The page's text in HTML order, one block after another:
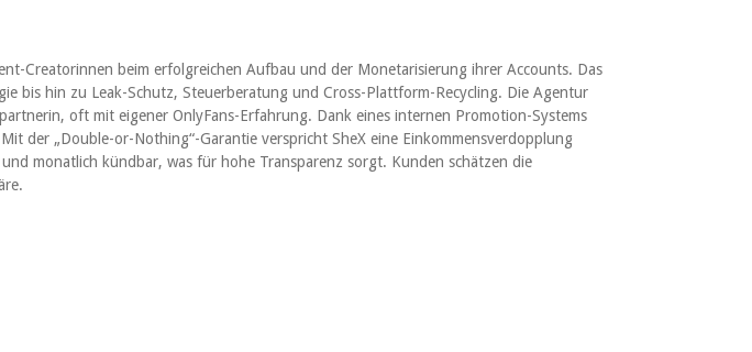
Creatorinnen beim erfolgreichen Aufbau und der Monetarisierung ihrer Accounts. Das
bis hin zu Leak-Schutz, Steuerberatung und Cross-Plattform-Recycling. Die Agentur
oft mit eigener OnlyFans-Erfahrung. Dank eines internen Promotion-Systems
der „Double-or-Nothing“-Garantie verspricht SheX eine Einkommensverdopplung
monatlich kündbar, was für hohe Transparenz sorgt. Kunden schätzen die